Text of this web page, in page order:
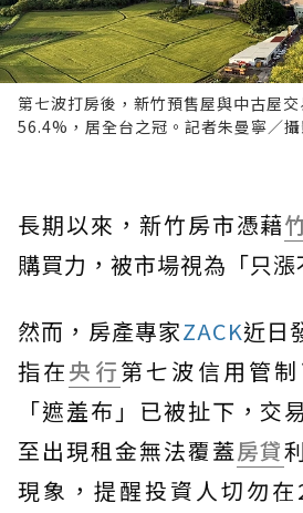
第七波打房後，新竹預售屋與中古屋
56.4%，居全台之冠。記者朱曼寧／
長期以來，新竹房市憑藉
購買力，被市場視為「只漲
然而，房產專家ZACK近日
指在央行第七波信用管
「遮羞布」已被扯下，交
至出現租金無法覆蓋房貸
現象，提醒投資人切勿